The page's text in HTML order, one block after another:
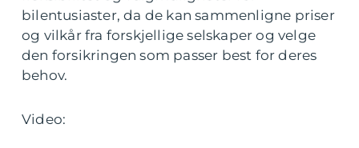
bilentusiaster, da de kan sammenligne priser
og vilkår fra forskjellige selskaper og velge
den forsikringen som passer best for deres
behov.
Video: